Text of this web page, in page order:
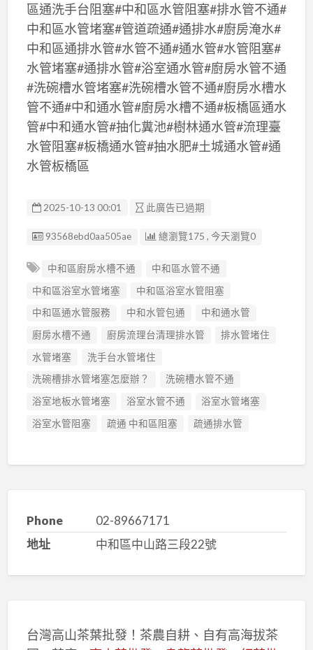
區通洗手台阻塞#中和區水管阻塞#排水管不通#
中和區水管堵塞#管道疏通#通排水#廚房淹水#
中和區通排水管#水管不通#通水管#水管阻塞#
水管堵塞#通排水管#浴室通水管#廚房水管不通
#洗碗槽水管堵塞#洗碗槽水管不通#廚房水槽水
管不通#中和通水管#廚房水槽不通#板橋區通水
管#中和通水管#抽化糞池#樹林通水管#流理臺
水管阻塞#板橋通水管#抽水肥#土城通水管#通
水管板橋區
2025-10-13 00:01 此廣告已過期
廣告编號
93568ebd0aa505ae 總瀏覽175 , 今天瀏覽0
中和區廚房水槽不通
中和區水管不通
中和區浴室水管堵塞
中和區浴室水管阻塞
中和區通水管服務
中和水管包通
中和通水管
廚房水槽不通
廚房流理台清理排水管
排水管堵住
水管堵塞
洗手台水管堵住
洗碗槽排水管堵塞怎麼辦？
洗碗槽水管不通
浴室地板水管堵塞
浴室水管不通
浴室水管堵塞
浴室水管阻塞
疏通 中和區阻塞 疏通排水管
Phone
02-89667171
地址
中和區中山路三段22號
台灣高山茶葉批發！茶農自耕、自有高海拔茶